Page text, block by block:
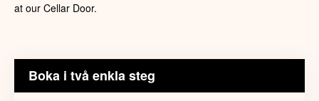
at our Cellar Door.
Boka i två enkla steg